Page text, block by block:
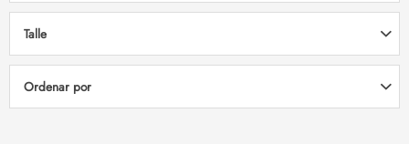
Talle
Ordenar por